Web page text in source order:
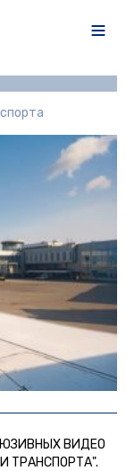
ВИДЕО
ТРАНСПОРТА".